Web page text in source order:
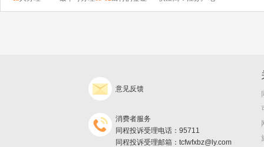
意见反馈
消费者服务
同程投诉受理电话：95711
同程投诉受理邮箱：tcfwfxbz@ly.com